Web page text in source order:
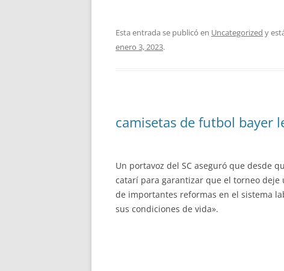
Esta entrada se publicó en Uncategorized y
enero 3, 2023.
camisetas de futbol bayer
Un portavoz del SC aseguró que desde
catarí para garantizar que el torneo deje
de importantes reformas en el sistema
sus condiciones de vida».